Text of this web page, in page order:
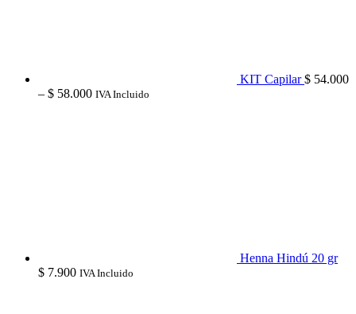
KIT Capilar $ 54.000
– $ 58.000Price
IVA Incluido
Henna Hindú 20 gr
$ 7.900 IVA Incluido